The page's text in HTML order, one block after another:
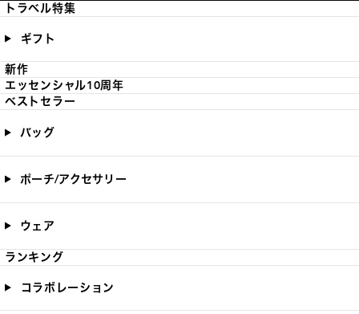
トラベル特集
ギフト
新作
エッセンシャル10周年
ベストセラー
バッグ
ポーチ/アクセサリー
ウェア
ランキング
コラボレーション